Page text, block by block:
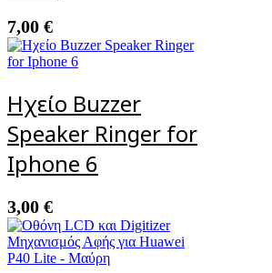
7,00 €
Ηχείο Buzzer
Speaker Ringer for
Iphone 6
3,00 €